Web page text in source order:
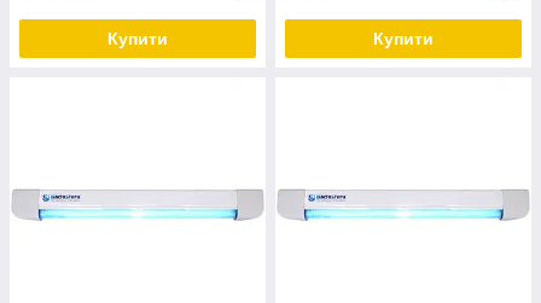
Купити Купити